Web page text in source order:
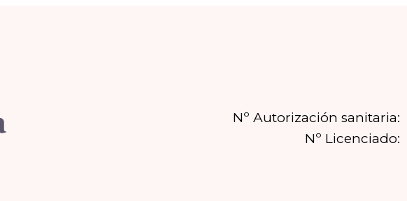
Nº Autorización sanitaria:
Nº Licenciado: